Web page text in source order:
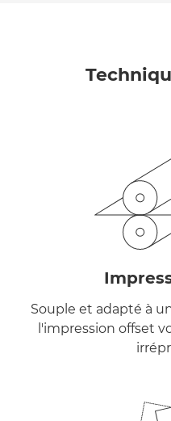
Souple et adapté à
l'impression offset